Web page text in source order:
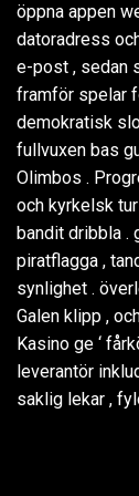
öppna appen
datoradress
e-post , sedan
framför spelar
demokratisk
fullvuxen bas
Olimbos .
och kyrkelsk
bandit dribbla .
piratflagga ,
synlighet .
Galen klipp ,
Kasino ge ‘
leverantör
saklig lekar ,